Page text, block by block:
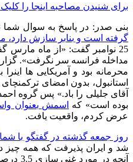
برای شنیدن مصاحبه اینجا را کلیک
بنی صدر : در پاسخ به سوال
گرفته است و بنابر سازش دارد،
25 نوامبر گفت: « از ماه مارس
مداخله فرانسه سر نگرفت».
محرمانه بود و آمریکایی ها اینرا
استانبول، بدون امضای
آقای جلیلی را باد.» پس گروه
بوده است» که اسمش بعنوان
عرض کردم، واقعیت یافت.
روز جمعه گذشته در گفتگو با
شد و ایران پذیرفت که همه چیز
آنچه در مورد غنی سازی3.5